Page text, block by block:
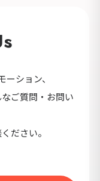
ション、
ご質問・お問い
ださい。